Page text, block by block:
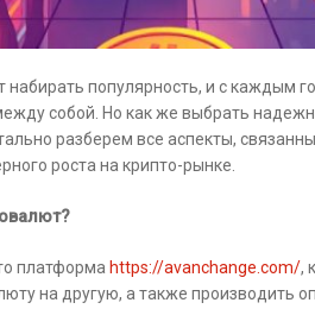
популярность, и с каждым
собой. Но как же выбрать
разберем все аспекты,
роста на крипто-рынке.
платформа https://avanchange.com/,
на другую, а также производить